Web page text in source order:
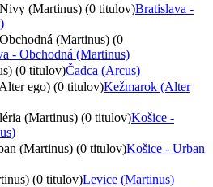
(Martinus) (0 titulov)Bratislava -
(Martinus) (0
- Obchodná (Martinus)
(0 titulov)Čadca (Arcus)
ego) (0 titulov)Kežmarok (Alter
(Martinus) (0 titulov)Košice -
(Martinus) (0 titulov)Košice - Urban
(0 titulov)Levice (Martinus)